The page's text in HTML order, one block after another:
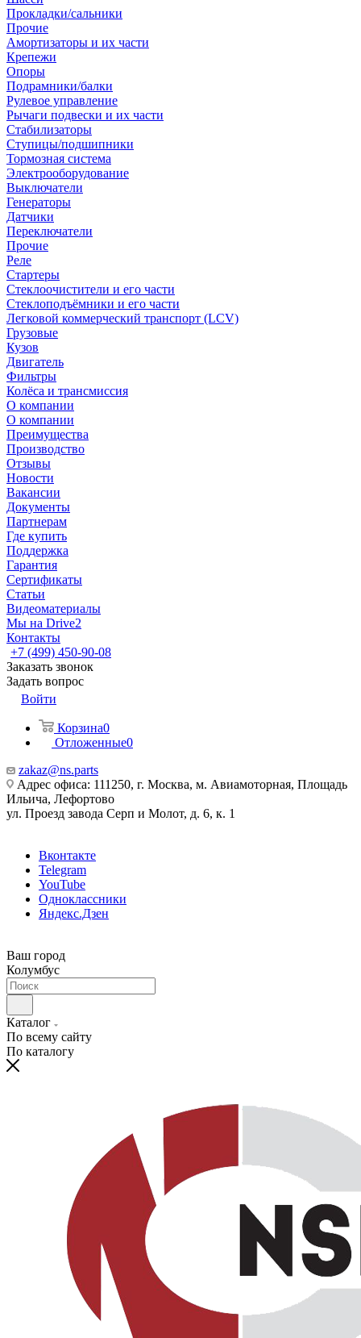
Прокладки/сальники
Прочие
Амортизаторы и их части
Крепежи
Опоры
Подрамники/балки
Рулевое управление
Рычаги подвески и их части
Стабилизаторы
Ступицы/подшипники
Тормозная система
Электрооборудование
Выключатели
Генераторы
Датчики
Переключатели
Прочие
Реле
Стартеры
Стеклоочистители и его части
Стеклоподъёмники и его части
Легковой коммерческий транспорт (LCV)
Грузовые
Кузов
Двигатель
Фильтры
Колёса и трансмиссия
О компании
О компании
Преимущества
Производство
Отзывы
Новости
Вакансии
Документы
Партнерам
Где купить
Поддержка
Гарантия
Сертификаты
Статьи
Видеоматериалы
Мы на Drive2
Контакты
+7 (499) 450-90-08
Заказать звонок
Задать вопрос
Войти
Корзина0
Отложенные0
zakaz@ns.parts
Адрес офиса: 111250, г. Москва, м. Авиамоторная, Площадь
Ильича, Лефортово
ул. Проезд завода Серп и Молот, д. 6, к. 1
Вконтакте
Telegram
YouTube
Одноклассники
Яндекс.Дзен
Ваш город
Колумбус
Каталог
По всему сайту
По каталогу